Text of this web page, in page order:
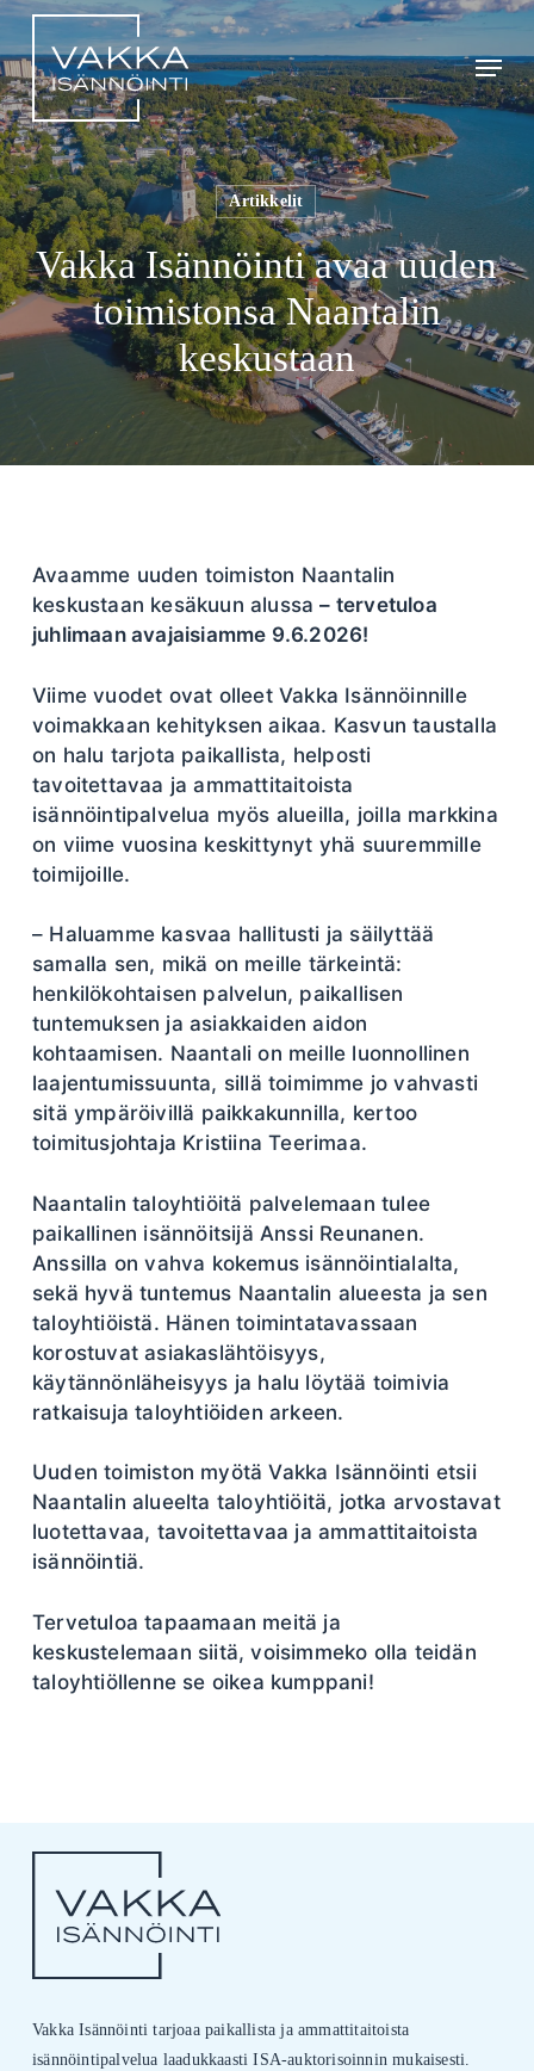
Skip
to
main
content
Menu
Artikkelit
Vakka Isännöinti avaa uuden
toimistonsa Naantalin
keskustaan
Avaamme uuden toimiston Naantalin
keskustaan kesäkuun alussa– tervetuloa
juhlimaan avajaisiamme 9.6.2026!
Viime vuodet ovat olleet Vakka Isännöinnille
voimakkaan kehityksen aikaa. Kasvun taustalla
on halu tarjota paikallista, helposti
tavoitettavaa ja ammattitaitoista
isännöintipalvelua myös alueilla, joilla markkina
on viime vuosina keskittynyt yhä suuremmille
toimijoille.
– Haluamme kasvaa hallitusti ja säilyttää
samalla sen, mikä on meille tärkeintä:
henkilökohtaisen palvelun, paikallisen
tuntemuksen ja asiakkaiden aidon
kohtaamisen. Naantali on meille luonnollinen
laajentumissuunta, sillä toimimme jo vahvasti
sitä ympäröivillä paikkakunnilla, kertoo
toimitusjohtaja Kristiina Teerimaa.
Naantalin taloyhtiöitä palvelemaan tulee
paikallinen isännöitsijä Anssi Reunanen.
Anssilla on vahva kokemus isännöintialalta,
sekä hyvä tuntemus Naantalin alueesta ja sen
taloyhtiöistä. Hänen toimintatavassaan
korostuvat asiakaslähtöisyys,
käytännönläheisyys ja halu löytää toimivia
ratkaisuja taloyhtiöiden arkeen.
Uuden toimiston myötä Vakka Isännöinti etsii
Naantalin alueelta taloyhtiöitä, jotka arvostavat
luotettavaa, tavoitettavaa ja ammattitaitoista
isännöintiä.
Tervetuloa tapaamaan meitä ja
keskustelemaan siitä, voisimmeko olla teidän
taloyhtiöllenne se oikea kumppani!
Vakka Isännöinti tarjoaa paikallista ja ammattitaitoista
isännöintipalvelua laadukkaasti ISA-auktorisoinnin mukaisesti.